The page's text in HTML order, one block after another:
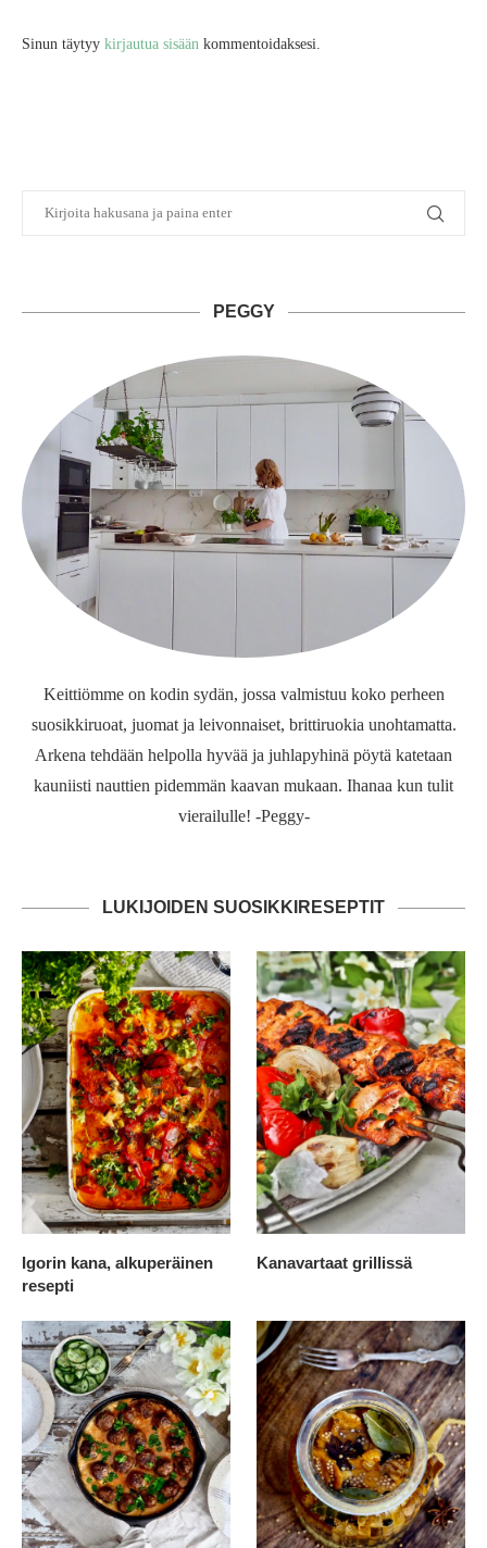
Sinun täytyy kirjautua sisään kommentoidaksesi.
PEGGY
Keittiömme on kodin sydän, jossa valmistuu koko perheen
suosikkiruoat, juomat ja leivonnaiset, brittiruokia unohtamatta.
Arkena tehdään helpolla hyvää ja juhlapyhinä pöytä katetaan
kauniisti nauttien pidemmän kaavan mukaan. Ihanaa kun tulit
vierailulle! -Peggy-
LUKIJOIDEN SUOSIKKIRESEPTIT
Igorin kana, alkuperäinen
resepti
Kanavartaat grillissä